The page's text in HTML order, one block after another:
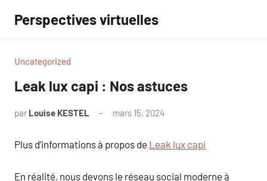
contenu
Perspectives virtuelles
Uncategorized
Leak lux capi : Nos astuces
par Louise KESTEL mars 15, 2024
Plus d’informations à propos de Leak lux capi
En réalité, nous devons le réseau social moderne à